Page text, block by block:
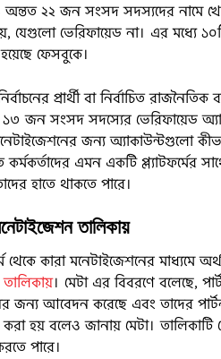
২২ জন সংসদ সদস্যদের নামে
যেগুলো ভেরিফায়েড না। এর মধ্যে
ফেসবুকে।
প্রার্থী বা নির্বাচিত
জন সংসদ সদস্যের ভেরিফায়েড
জন্য অ্যাকাউন্টগুলো
কর্মকর্তাদের এমন একটি
হাতে থাকতে পারে।
তালিকায়
থেকে কারা মনেটাইজেশনের
তালিকায়। মেটা এর বিবরণে বলেছে,
জন্য আবেদন করেছে এবং তাদের
হয় বলেও জানায় মেটা। তালিকাটি
পারে।